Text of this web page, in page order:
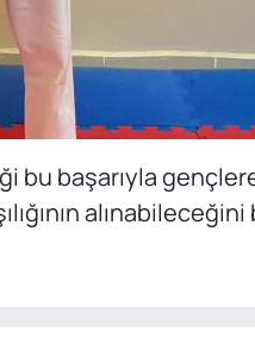
bu başarıyla